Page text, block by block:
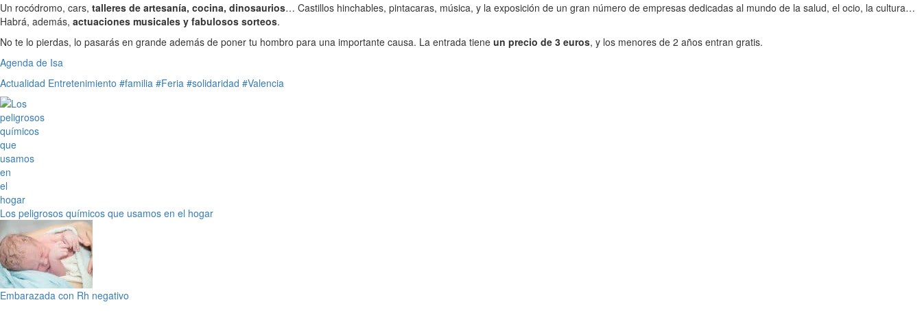
Un rocódromo, cars, talleres de artesanía, cocina, dinosaurios… Castillos hinchables, pintacaras, música, y la exposición de un gran número de empresas dedicadas al mundo de la salud, el ocio, la cultura…
Habrá, además, actuaciones musicales y fabulosos sorteos.
No te lo pierdas, lo pasarás en grande además de poner tu hombro para una importante causa. La entrada tiene un precio de 3 euros, y los menores de 2 años entran gratis.
Agenda de Isa
Actualidad Entretenimiento #familia #Feria #solidaridad #Valencia
Los peligrosos químicos que usamos en el hogar
Embarazada con Rh negativo